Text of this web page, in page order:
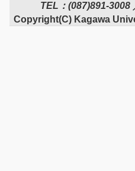
TEL：(087)891-3008
Copyright(C) Kagawa